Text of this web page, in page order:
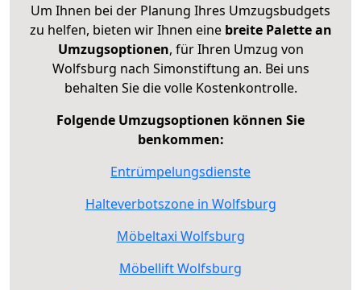
Um Ihnen bei der Planung Ihres Umzugsbudgets
zu helfen, bieten wir Ihnen eine breite Palette an
Umzugsoptionen, für Ihren Umzug von
Wolfsburg nach Simonstiftung an. Bei uns
behalten Sie die volle Kostenkontrolle.
Folgende Umzugsoptionen können Sie
benkommen:
Entrümpelungsdienste
Halteverbotszone in Wolfsburg
Möbeltaxi Wolfsburg
Möbellift Wolfsburg